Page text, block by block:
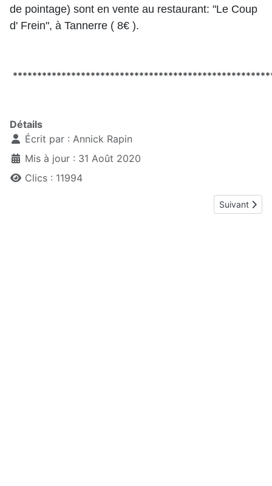
de pointage) sont en vente au restaurant: "Le Coup
d' Frein", à Tannerre ( 8€ ).
Détails
Écrit par : Annick Rapin
Mis à jour : 31 Août 2020
Clics : 11994
Article
Suivant